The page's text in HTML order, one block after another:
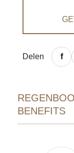
Delen
BENEFITS